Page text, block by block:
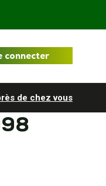
connecter
de chez vous